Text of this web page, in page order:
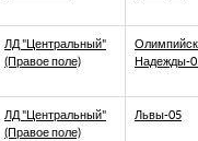
ЛД "Центральный"
(Правое поле)
Надежды-
ЛД "Центральный"
(Правое поле)
Львы-05